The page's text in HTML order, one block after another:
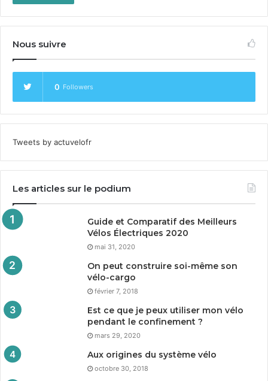
Nous suivre
0 Followers
Tweets by actuvelofr
Les articles sur le podium
Guide et Comparatif des Meilleurs
Vélos Électriques 2020
mai 31, 2020
On peut construire soi-même son
vélo-cargo
février 7, 2018
Est ce que je peux utiliser mon vélo
pendant le confinement ?
mars 29, 2020
Aux origines du système vélo
octobre 30, 2018